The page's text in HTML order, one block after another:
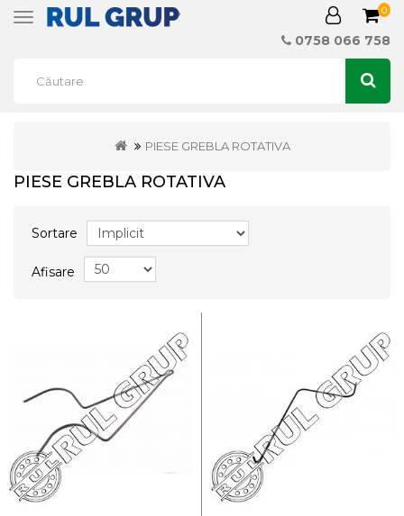
Toggle
0
0758 066 758
PIESE GREBLA ROTATIVA
PIESE GREBLA ROTATIVA
Sortare
Afisare